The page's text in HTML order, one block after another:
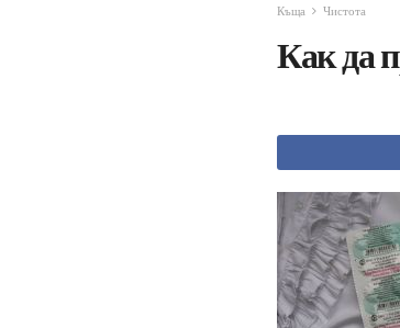
Къща Чистота
Как да